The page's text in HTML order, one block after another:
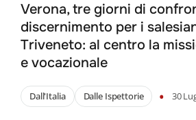
Verona, tre giorni di
discernimento per i
Triveneto: al centro la
e vocazionale
Dall'Italia Dalle Ispettorie • 30